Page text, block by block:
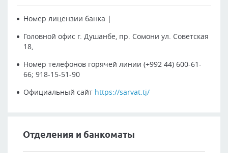
Номер лицензии банка |
Головной офис г. Душанбе, пр. Сомони ул. Советская
18,
Номер телефонов горячей линии (+992 44) 600-61-
66; 918-15-51-90
Официальный сайт https://sarvat.tj/
Отделения и банкоматы